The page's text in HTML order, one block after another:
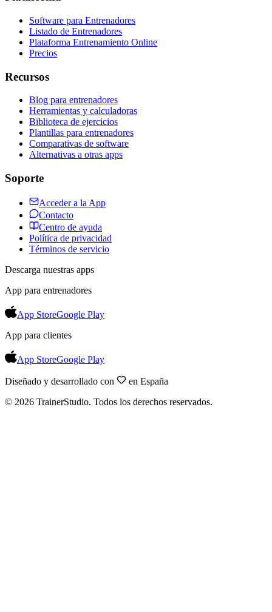
Software para Entrenadores
Listado de Entrenadores
Plataforma Entrenamiento Online
Precios
Recursos
Blog para entrenadores
Herramientas y calculadoras
Biblioteca de ejercicios
Plantillas para entrenadores
Comparativas de software
Alternativas a otras apps
Soporte
Acceder a la App
Contacto
Centro de ayuda
Política de privacidad
Términos de servicio
Descarga nuestras apps
App para entrenadores
App StoreGoogle Play
App para clientes
App StoreGoogle Play
Diseñado y desarrollado con
en España
© 2026 TrainerStudio. Todos los derechos reservados.